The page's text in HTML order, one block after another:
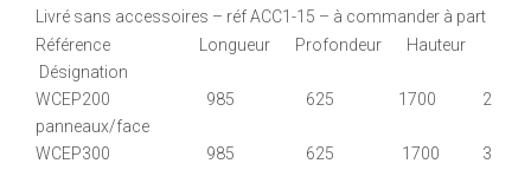
Livré sans accessoires – réf ACC1-15 – à commander à part
Référence Longueur Profondeur Hauteur
Désignation
WCEP200 985 625 1700 2
panneaux/face
WCEP300 985 625 1700 3